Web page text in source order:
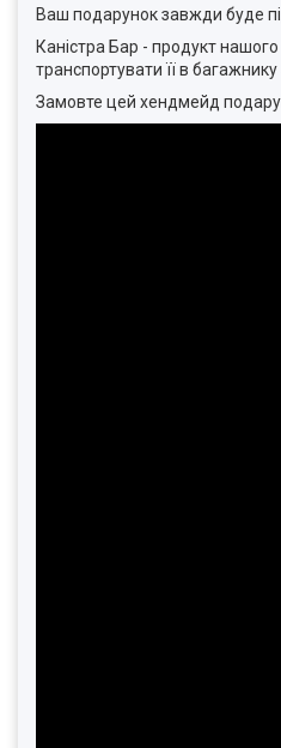
Ваш подарунок завжди буде
Каністра Бар - продукт
транспортувати її в багажнику
Замовте цей хендмейд